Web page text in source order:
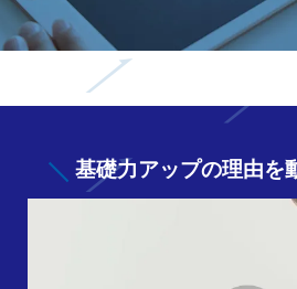
基礎力アップの理由を